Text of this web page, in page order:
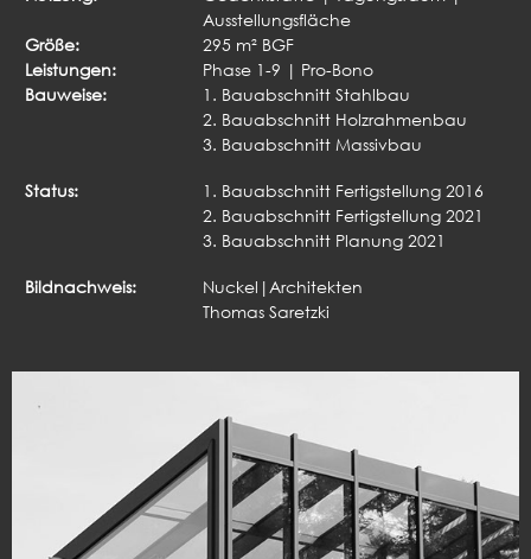
Ausstellungsfläche
Größe:
295 m² BGF
Leistungen:
Phase 1-9 | Pro-Bono
Bauweise:
1. Bauabschnitt Stahlbau
2. Bauabschnitt Holzrahmenbau
3. Bauabschnitt Massivbau
Status:
1. Bauabschnitt Fertigstellung 2016
2. Bauabschnitt Fertigstellung 2021
3. Bauabschnitt Planung 2021
Bildnachweis:
Nuckel|Architekten
Thomas Saretzki